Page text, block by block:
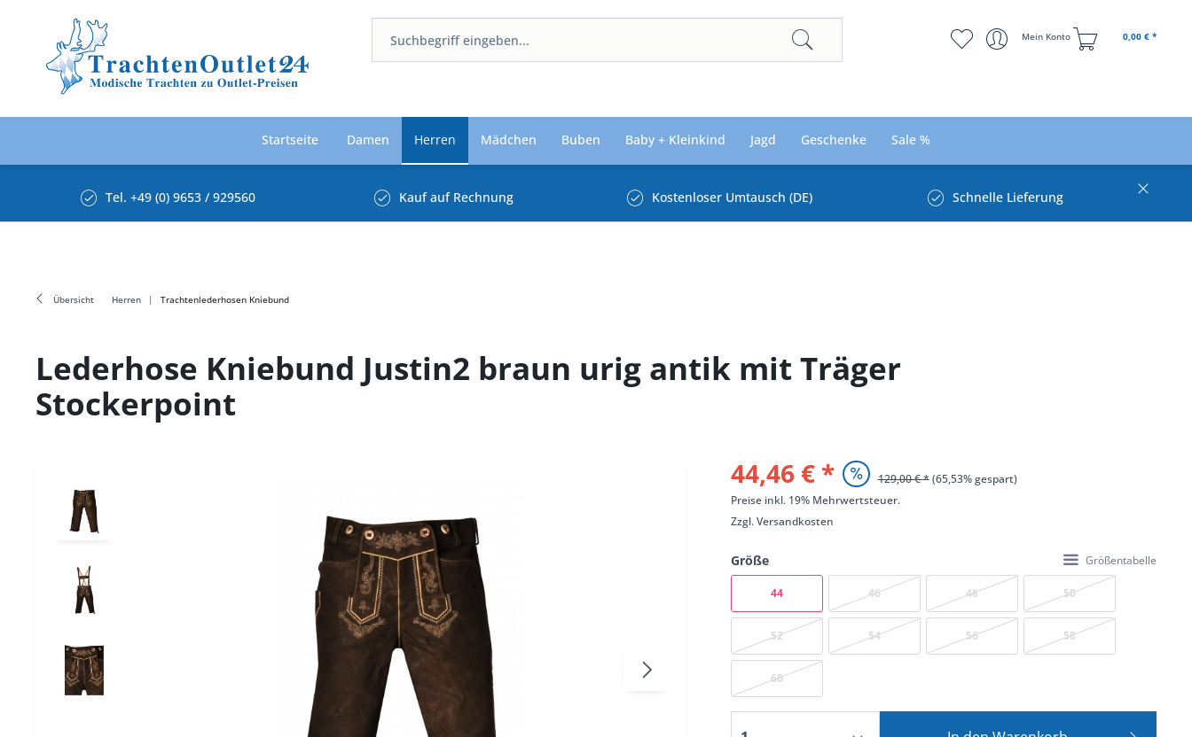
Mein Konto 0,00 € *
Startseite Damen Herren Mädchen Buben Baby + Kleinkind Jagd Geschenke Sale %
Tel. +49 (0) 9653 / 929560 Kauf auf Rechnung Kostenloser Umtausch (DE) Schnelle Lieferung
Übersicht Herren Trachtenlederhosen Kniebund
Lederhose Kniebund Justin2 braun urig antik mit Träger
Stockerpoint
44,46 € * 129,00 € *(65,53% gespart)
Preise inkl. 19% Mehrwertsteuer.
Zzgl.Versandkosten
Größe Größentabelle
44 46 48 50
52 54 56 58
60